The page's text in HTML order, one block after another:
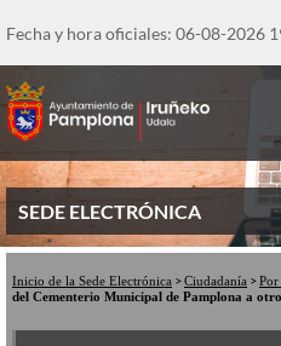
al
principal
Fecha y hora oficiales: 06-08-2026
SEDE ELECTRÓNICA
Inicio de la Sede Electrónica Ciudadanía Por
del Cementerio Municipal de Pamplona a